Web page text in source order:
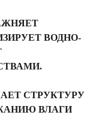
ВОДНО-
СТРУКТУРУ
ВЛАГИ